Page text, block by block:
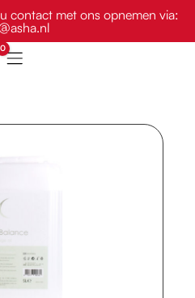
contact met ons opnemen via:
Winkelwagen
0